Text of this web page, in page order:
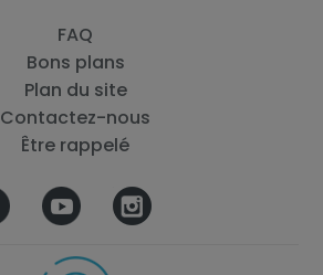
FAQ
Bons plans
Plan du site
Contactez-nous
Être rappelé